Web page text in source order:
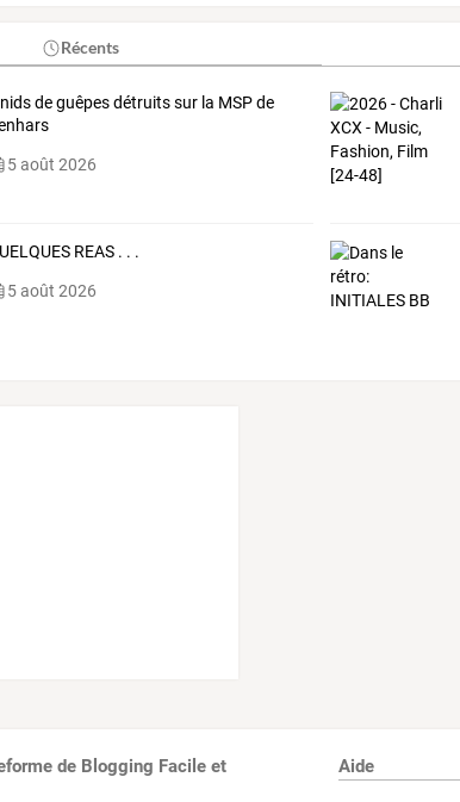
Récents
de guêpes détruits sur la MSP de
5 août 2026
REAS . . .
5 août 2026
de Blogging Facile et
Aide